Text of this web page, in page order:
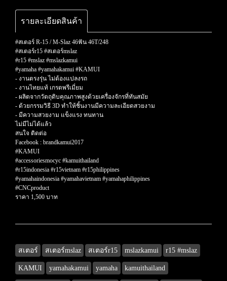
รายละเอียดสินค้า
#สเตอร์ R-15 / M-Slaz 46ฟัน 46T/248
#สเตอร์r15 #สเตอร์mslaz
#r15 #mslaz #mslazkamui
#yamaha #yamahakamui #KAMUI
- งานตรงรุ่น ไม่ต้องแปลงรถ
- งานไทยแท้ เกรดพรีเมี่ยม
- ผลิตจากวัตถุดิบคุณภาพสูงด้วยเครื่องจักรที่ทันสมัย
- ด้วยกรรมวิธี 3D ทำให้ชิ้นงานมีความละเอียดสวยงาม
- มีความสวยงาม แข็งแรง ทนทาน
ไม่มีไม่ได้แล้ว
สนใจ ติดต่อ
Facebook : brandkamui2017
#KAMUI
#accessoriesmocyc #kamuithailand
#r15indonesia #r15vietnam #r15philippines
#yamahaindonesia #yamahavietnam #yamahaphilippines
#CNCproduct
ราคา 1,500 บาท
สเตอร์ สเตอร์mslaz สเตอร์r15 mslazkamui r15 #mslaz
KAMUI yamahakamui yamaha kamuithailand